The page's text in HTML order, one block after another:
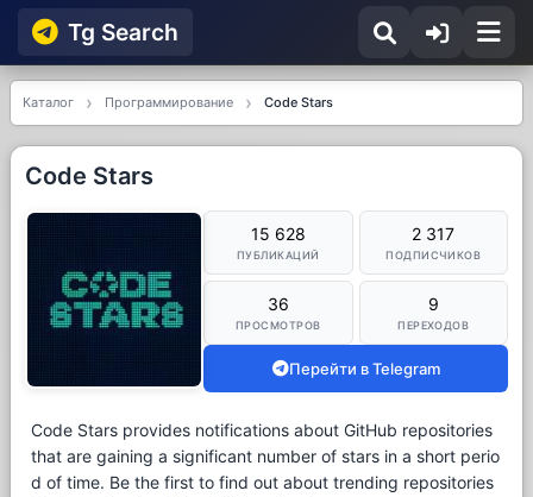
Tg Searсh
Каталог Программирование Code Stars
Code Stars
15 628
ПУБЛИКАЦИЙ
2 317
ПОДПИСЧИКОВ
36
ПРОСМОТРОВ
9
ПЕРЕХОДОВ
Перейти в Telegram
Code Stars provides notifications about GitHub repositories
that are gaining a significant number of stars in a short perio
d of time. Be the first to find out about trending repositories